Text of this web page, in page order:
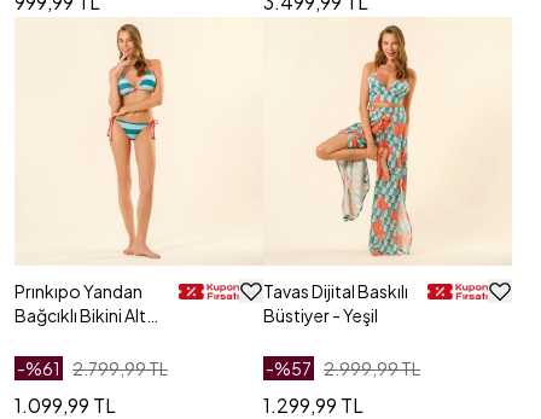
Prınkıpo Yandan
Bağcıklı Bikini Altı
Mavi
-%61 2.799,99 TL
1.099,99 TL
Tavas Dijital Baskılı
Büstiyer - Yeşil
-%57 2.999,99 TL
1.299,99 TL